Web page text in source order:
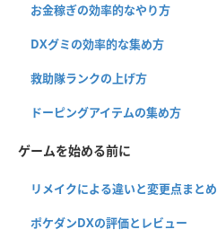
お金稼ぎの効率的なやり方
DXグミの効率的な集め方
救助隊ランクの上げ方
ドーピングアイテムの集め方
ゲームを始める前に
リメイクによる違いと変更点まとめ
ポケダンDXの評価とレビュー